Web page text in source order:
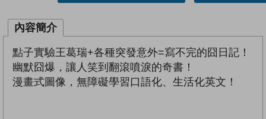
內容簡介
點子實驗王葛瑞+各種突發意外=寫不完的囧日記！
幽默囧爆，讓人笑到翻滾噴淚的奇書！
漫畫式圖像，無障礙學習口語化、生活化英文！